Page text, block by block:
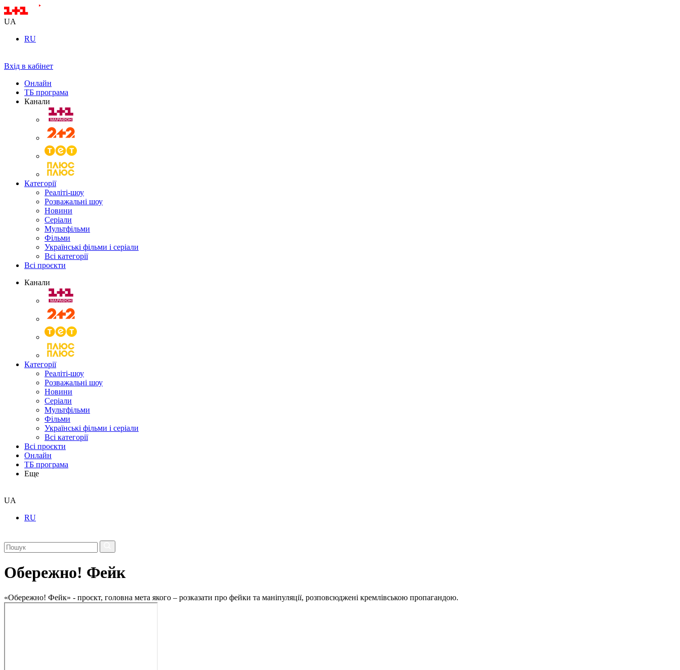
UA
RU
Вхід в кабінет
Онлайн
ТБ програма
Канали
Категорії
Реаліті-шоу
Розважальні шоу
Новини
Серіали
Мультфільми
Фільми
Українські фільми і серіали
Всі категорії
Всі проєкти
Канали
Категорії
Реаліті-шоу
Розважальні шоу
Новини
Серіали
Мультфільми
Фільми
Українські фільми і серіали
Всі категорії
Всі проєкти
Онлайн
ТБ програма
Еще
UA
RU
Обережно! Фейк
«Обережно! Фейк» - проєкт, головна мета якого – розказати про фейки та маніпуляції, розповсюджені кремлівською пропагандою.